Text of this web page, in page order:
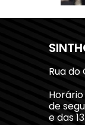
Rua do
de
e das